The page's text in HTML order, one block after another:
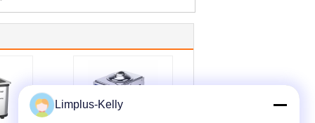
Limplus-Kelly